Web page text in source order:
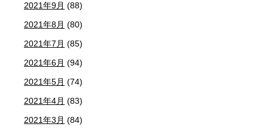
2021年9月 (88)
2021年8月 (80)
2021年7月 (85)
2021年6月 (94)
2021年5月 (74)
2021年4月 (83)
2021年3月 (84)